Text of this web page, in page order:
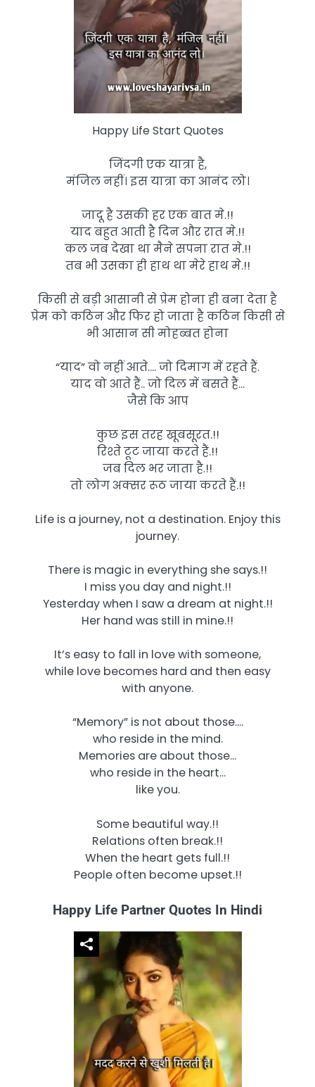
Happy Life Start Quotes
जिंदगी एक यात्रा है,
मंजिल नहीं। इस यात्रा का आनंद लो।
जादू है उसकी हर एक बात मे.!!
याद बहुत आती है दिन और रात मे.!!
कल जब देखा था मैने सपना रात मे.!!
तब भी उसका ही हाथ था मेरे हाथ मे.!!
किसी से बड़ी आसानी से प्रेम होना ही बना देता है
प्रेम को कठिन और फिर हो जाता है कठिन किसी से
भी आसान सी मोहब्बत होना
“याद” वो नहीं आते…. जो दिमाग में रहते हैं.
याद वो आते हैं.. जो दिल में बसते हैं…
जैसे कि आप
कुछ इस तरह खूबसूरत.!!
रिश्ते टूट जाया करते हैं.!!
जब दिल भर जाता है.!!
तो लोग अक्सर रूठ जाया करते हैं.!!
Life is a journey, not a destination. Enjoy this
journey.
There is magic in everything she says.!!
I miss you day and night.!!
Yesterday when I saw a dream at night.!!
Her hand was still in mine.!!
It’s easy to fall in love with someone,
while love becomes hard and then easy
with anyone.
“Memory” is not about those….
who reside in the mind.
Memories are about those…
who reside in the heart…
like you.
Some beautiful way.!!
Relations often break.!!
When the heart gets full.!!
People often become upset.!!
Happy Life Partner Quotes In Hindi